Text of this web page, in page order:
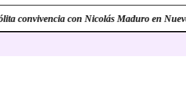
convivencia con Nicolás Maduro en Nueva